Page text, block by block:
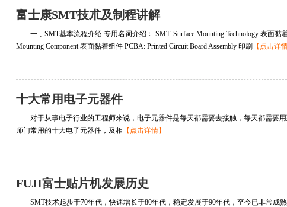
富士康SMT技朮及制程讲解
一﹑SMT基本流程介绍 专用名词介绍﹕ SMT: Surface Mounting Technology 表面黏
Mounting Component 表面黏着组件 PCBA: Printed Circuit Board Assembly 印刷
【点击详情
十大常用电子元器件
对于从事电子行业的工程师来说，电子元器件是每天都需要去接触，每天都需要
师门常用的十大电子元器件，及相 【点击详情】
FUJI富士贴片机发展历史
SMT技术起步于70年代，快速增长于80年代，稳定发展于90年代，至今已非常